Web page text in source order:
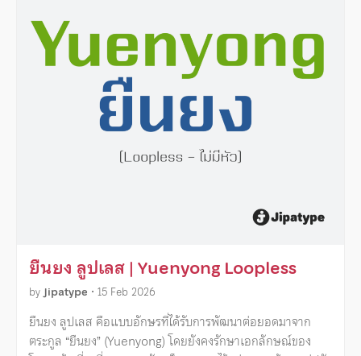
ยืนยง ลูปเลส | Yuenyong Loopless
byJipatype • 15 Feb 2026
ยืนยง ลูปเลส คือแบบอักษรที่ได้รับการพัฒนาต่อยอดมาจาก
ตระกูล “ยืนยง” (Yuenyong) โดยยังคงรักษาเอกลักษณ์ของ